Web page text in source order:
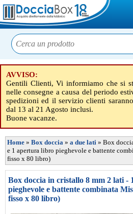
AVVISO:
Gentili Clienti, Vi informiamo che si
nelle consegne a causa del periodo
spedizioni ed il servizio clienti
dal 13 al 21 Agosto inclusi.
Buone vacanze.
Home » Box doccia » a due lati » Box
e 1 apertura libro pieghevole e battente
fisso x 80 libro)
Box doccia in cristallo 8 mm 2 lati -
pieghevole e battente combinata
fisso x 80 libro)